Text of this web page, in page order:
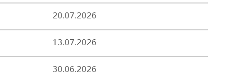
20.07.2026
13.07.2026
30.06.2026